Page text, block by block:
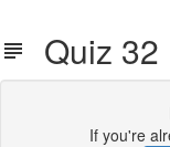
Quiz 32
If you're